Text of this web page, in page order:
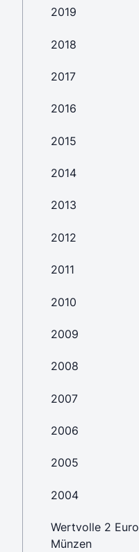
2019
2018
2017
2016
2015
2014
2013
2012
2011
2010
2009
2008
2007
2006
2005
2004
Wertvolle 2 Euro
Münzen